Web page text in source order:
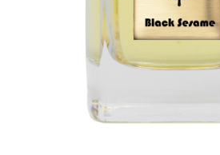
Maitre Parfumeur et Gantier